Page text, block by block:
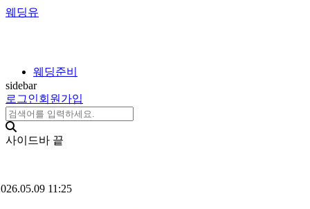
웨딩유
웨딩준비
sidebar
로그인회원가입
사이드바 끝
11:25